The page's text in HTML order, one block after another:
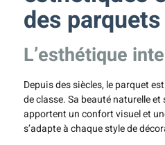
des parquets
L’esthétique
Depuis des siècles, le parquet
de classe. Sa beauté naturelle
apportent un confort visuel et
s’adapte à chaque style de